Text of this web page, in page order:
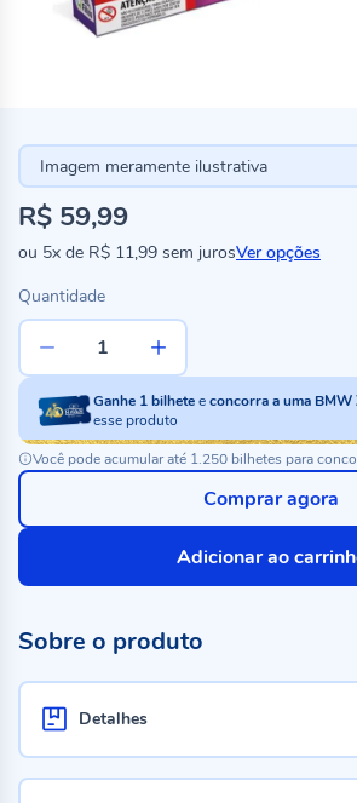
Imagem meramente ilustrativa
R$ 59,99
ou 5x de R$ 11,99 sem jurosVer opções
Quantidade
Ganhe 1bilheteeconcorra a uma BMW
esse produto
Você pode acumular até 1.250 bilhetes para
Adicionar ao
Comprar agora
Sobre o produto
Detalhes